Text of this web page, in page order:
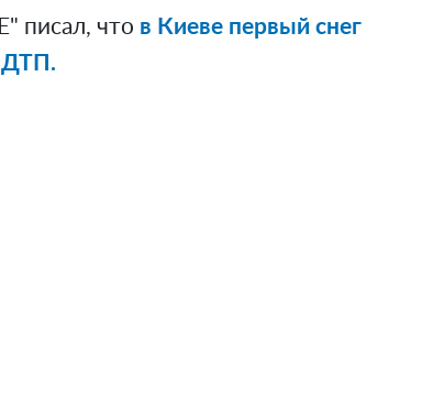
писал, что в Киеве первый снег
ДТП.